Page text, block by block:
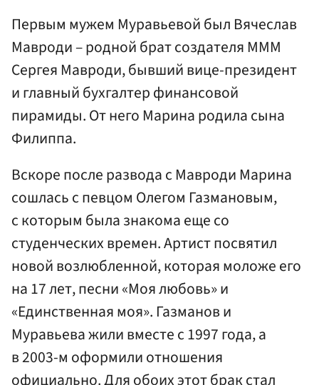
Первым мужем Муравьевой был Вячеслав
Мавроди – родной брат создателя МММ
Сергея Мавроди, бывший вице-президент
и главный бухгалтер финансовой
пирамиды. От него Марина родила сына
Филиппа.
Вскоре после развода с Мавроди Марина
сошлась с певцом Олегом Газмановым,
с которым была знакома еще со
студенческих времен. Артист посвятил
новой возлюбленной, которая моложе его
на 17 лет, песни «Моя любовь» и
«Единственная моя». Газманов и
Муравьева жили вместе с 1997 года, а
в 2003-м оформили отношения